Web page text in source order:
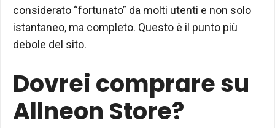
considerato “fortunato” da molti utenti e non solo
istantaneo, ma completo. Questo è il punto più
debole del sito.
Dovrei comprare su
Allneon Store?